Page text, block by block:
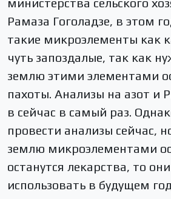
Рамаза Гоголадзе, в этом
такие микроэлементы как
чуть запоздалые, так как
землю этими элементами
пахоты. Анализы на азот и
в сейчас в самый раз.
провести анализы сейчас,
землю микроэлементами
останутся лекарства, то
использовать в будущем